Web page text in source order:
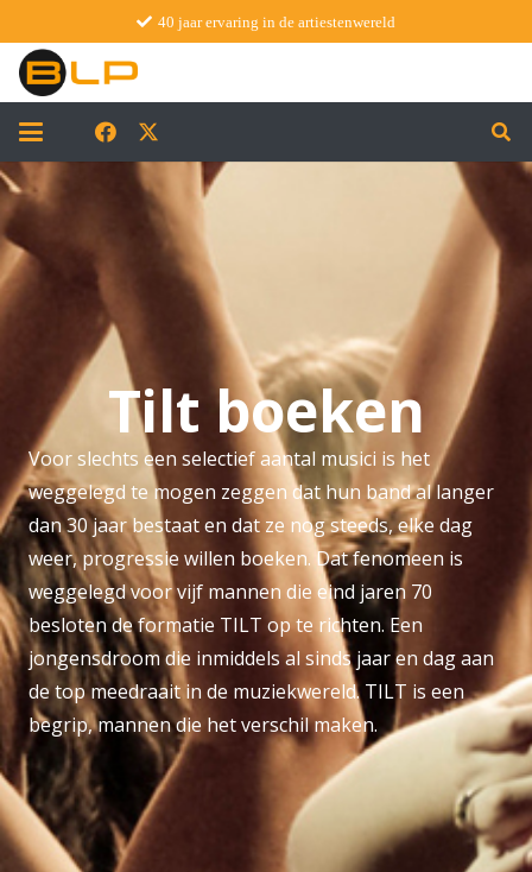
40 jaar ervaring in de artiestenwereld
Tilt boeken
Voor slechts een selectief aantal musici is het
weggelegd te mogen zeggen dat hun band al langer
dan 30 jaar bestaat en dat ze nog steeds, elke dag
weer, progressie willen boeken. Dat fenomeen is
weggelegd voor vijf mannen die eind jaren 70
besloten de formatie TILT op te richten. Een
jongensdroom die inmiddels al sinds jaar en dag aan
de top meedraait in de muziekwereld. TILT is een
begrip, mannen die het verschil maken.